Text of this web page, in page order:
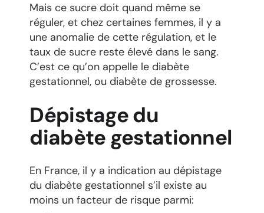
Mais ce sucre doit quand même se
réguler, et chez certaines femmes, il y a
une anomalie de cette régulation, et le
taux de sucre reste élevé dans le sang.
C’est ce qu’on appelle le diabète
gestationnel, ou diabète de grossesse.
Dépistage du
diabète gestationnel
En France, il y a indication au dépistage
du diabète gestationnel s’il existe au
moins un facteur de risque parmi: